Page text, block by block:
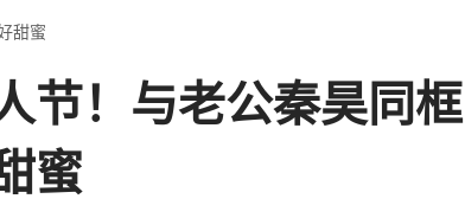
甜蜜
节！与老公秦昊同框
蜜